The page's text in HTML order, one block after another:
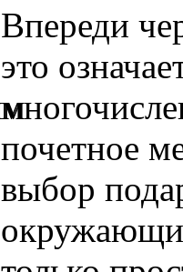
Впереди
это
почетное
выбор